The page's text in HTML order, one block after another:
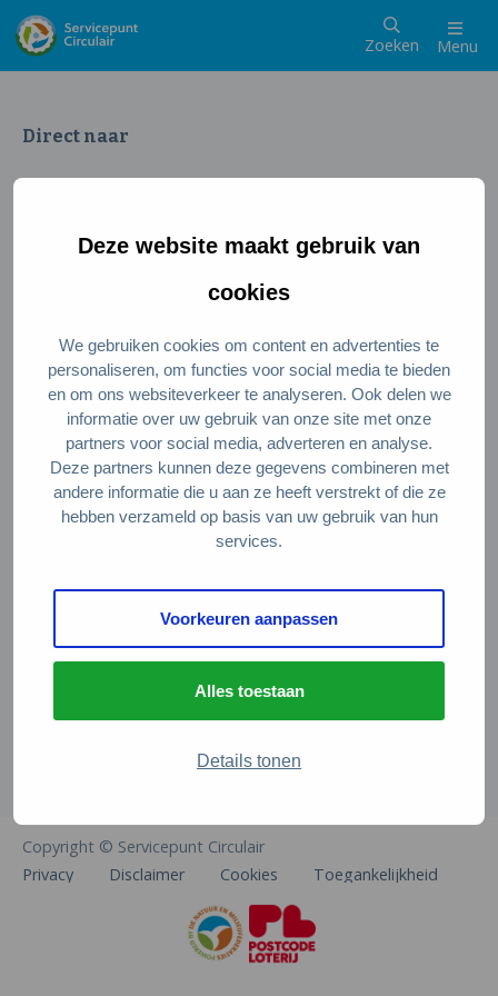
Deze website maakt gebruik van
cookies
We gebruiken cookies om content en advertenties te
personaliseren, om functies voor social media te bieden
en om ons websiteverkeer te analyseren. Ook delen we
informatie over uw gebruik van onze site met onze
partners voor social media, adverteren en analyse.
Deze partners kunnen deze gegevens combineren met
andere informatie die u aan ze heeft verstrekt of die ze
hebben verzameld op basis van uw gebruik van hun
services.
Voorkeuren aanpassen
Alles toestaan
Details tonen
Zoeken Menu
Direct naar
Wat is een circulaire samenleving
Meedoen als ondernemer
Circulaire producten en diensten
Wie zijn wij?
Over ons
Stel je vraag
Servicepunt Team
Veelgestelde vragen
De Natuur en Milieufederaties
Arthur van Schendelstraat 600
info@natuurenmilieufederaties.nl
Copyright © Servicepunt Circulair
Privacy
Disclaimer Cookies Toegankelijkheid